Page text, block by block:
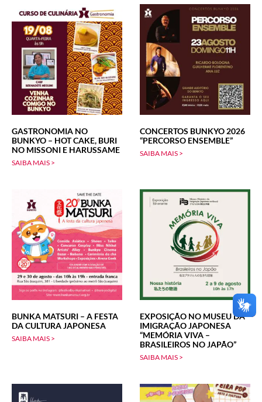
GASTRONOMIA NO
BUNKYO – HOT CAKE, BURI
NO MISSONI E HARUSSAME
SAIBA MAIS >
CONCERTOS BUNKYO 2026
“PERCORSO ENSEMBLE”
SAIBA MAIS >
BUNKA MATSURI – A FESTA
DA CULTURA JAPONESA
SAIBA MAIS >
EXPOSIÇÃO NO MUSEU DA
IMIGRAÇÃO JAPONESA
“MEMÓRIA VIVA –
BRASILEIROS NO JAPÃO”
SAIBA MAIS >